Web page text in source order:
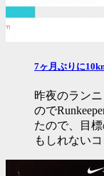
7ヶ月ぶりに
昨夜のラン
ので
たので、目
もしれないコ